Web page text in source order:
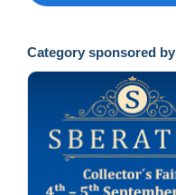
Category sponsored by